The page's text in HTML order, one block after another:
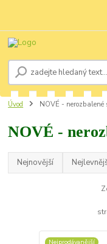
Úvod NOVÉ - nerozbalené
NOVÉ -
Nejnovější
Nejprodávanější